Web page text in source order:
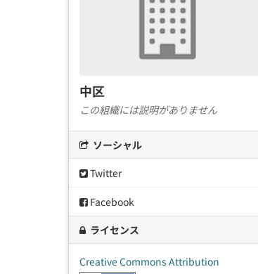
中区
この組織には説明がありません
ソーシャル
Twitter
Facebook
ライセンス
Creative Commons Attribution